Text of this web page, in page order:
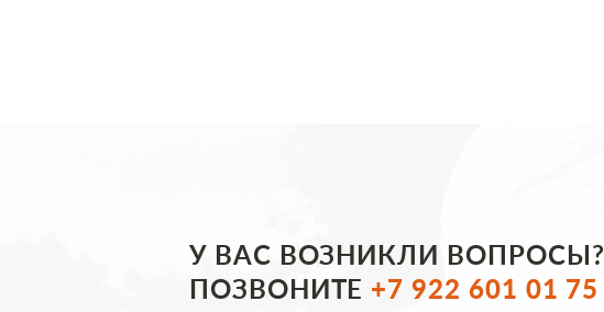
У ВАС ВОЗНИКЛИ ВОПРОСЫ?
ПОЗВОНИТЕ +7 922 601 01 75